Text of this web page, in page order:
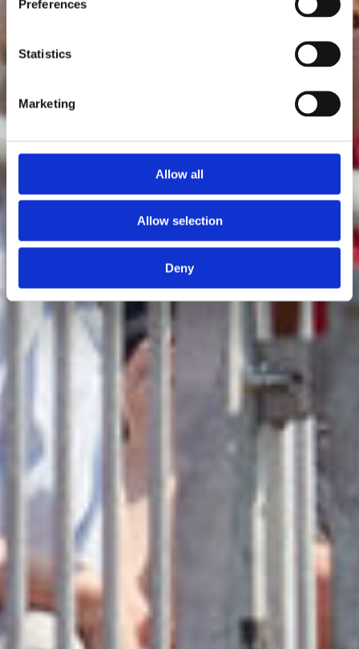
Preferences
Statistics
Marketing
Allow all
Allow selection
Deny